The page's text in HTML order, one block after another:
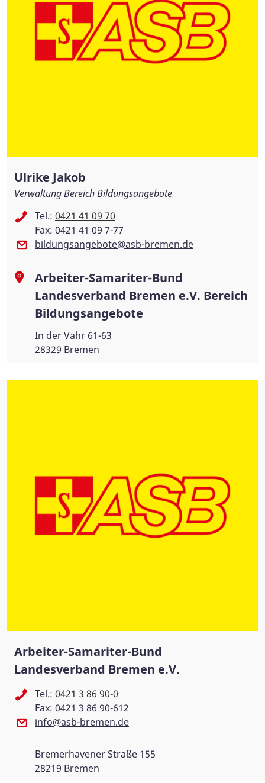
Ulrike Jakob
Verwaltung Bereich Bildungsangebote
Tel.: 0421 41 09 70
Fax: 0421 41 09 7-77
bildungsangebote@asb-bremen.de
Arbeiter-Samariter-Bund
Landesverband Bremen e.V. Bereich
Bildungsangebote
In der Vahr 61-63
28329 Bremen
Arbeiter-Samariter-Bund
Landesverband Bremen e.V.
Tel.: 0421 3 86 90-0
Fax: 0421 3 86 90-612
info@asb-bremen.de
Bremerhavener Straße 155
28219 Bremen